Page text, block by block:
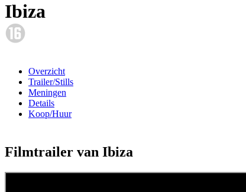
Ibiza
Overzicht
Trailer/Stills
Meningen
Details
Koop/Huur
Filmtrailer van Ibiza